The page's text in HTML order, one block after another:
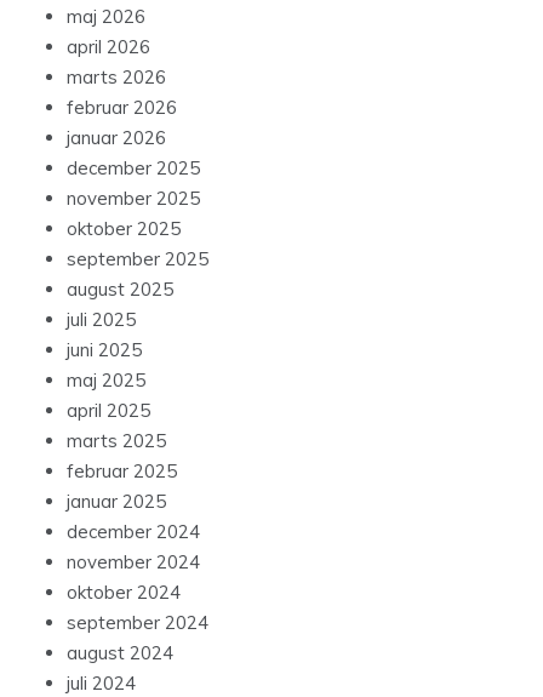
maj 2026
april 2026
marts 2026
februar 2026
januar 2026
december 2025
november 2025
oktober 2025
september 2025
august 2025
juli 2025
juni 2025
maj 2025
april 2025
marts 2025
februar 2025
januar 2025
december 2024
november 2024
oktober 2024
september 2024
august 2024
juli 2024